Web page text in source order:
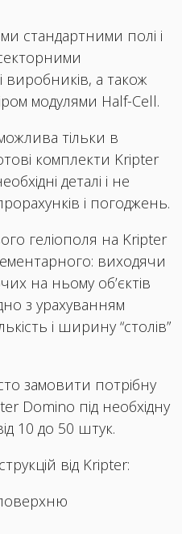
стандартними полі і
виробників, а також
модулями Half-Cell.
тільки в
комплекти Kripter
деталі і не
і погоджень.
геліополя на Kripter
виходячи
на ньому об’єктів
з урахуванням
і ширину “столів”
замовити потрібну
Domino під необхідну
10 до 50 штук.
від Kripter: